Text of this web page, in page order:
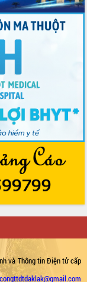
và Thông tin Điện tử cấp